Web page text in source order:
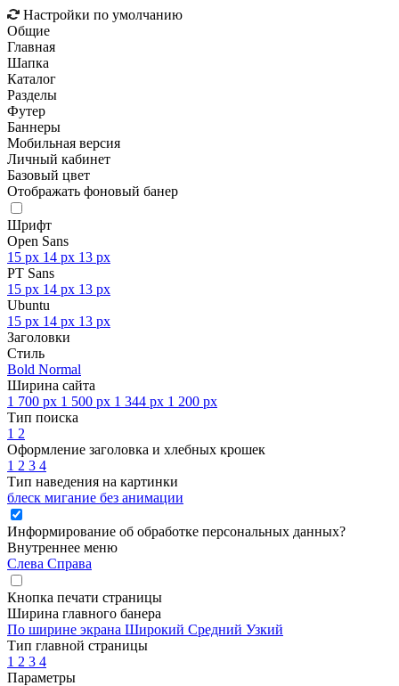
Настройки по умолчанию
Общие
Главная
Шапка
Каталог
Разделы
Футер
Баннеры
Мобильная версия
Личный кабинет
Базовый цвет
Отображать фоновый банер
Шрифт
Open Sans
15 px 14 px 13 px
PT Sans
15 px 14 px 13 px
Ubuntu
15 px 14 px 13 px
Заголовки
Стиль
Bold Normal
Ширина сайта
1 700 px 1 500 px 1 344 px 1 200 px
Тип поиска
1 2
Оформление заголовка и хлебных крошек
1 2 3 4
Тип наведения на картинки
блеск мигание без анимации
Информирование об обработке персональных данных?
Внутреннее меню
Слева Справа
Кнопка печати страницы
Ширина главного банера
По ширине экрана Широкий Средний Узкий
Тип главной страницы
1 2 3 4
Параметры